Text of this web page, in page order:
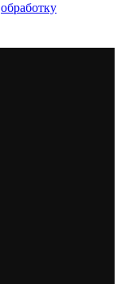
обработку